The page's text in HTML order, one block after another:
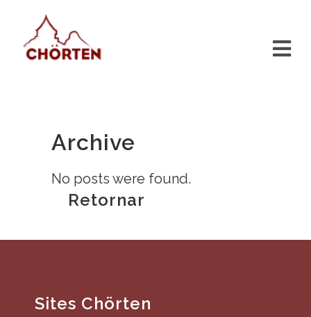
Archive
No posts were found.
Retornar
Sites Chörten